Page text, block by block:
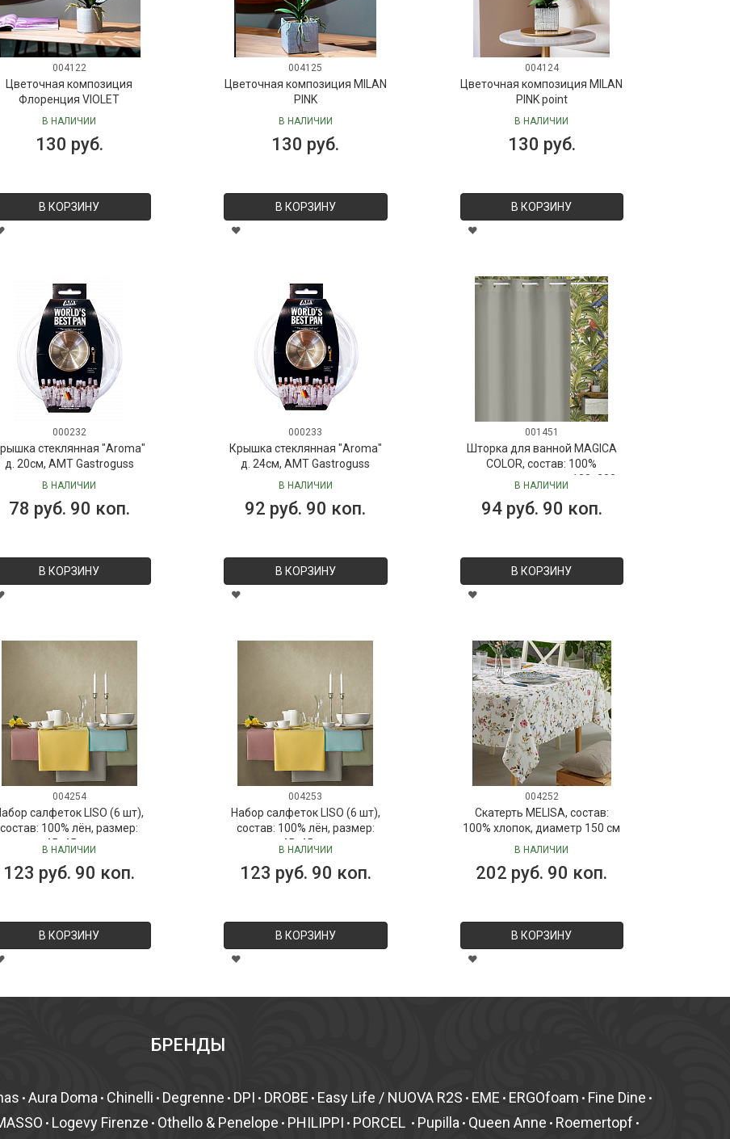
004122
Цветочная композиция
Флоренция VIOLET
В НАЛИЧИИ
130 руб.
В КОРЗИНУ
004125
Цветочная композиция MILAN
PINK
В НАЛИЧИИ
130 руб.
В КОРЗИНУ
004124
Цветочная композиция MILAN
PINK point
В НАЛИЧИИ
130 руб.
В КОРЗИНУ
000232
стеклянная "Aroma"
д. 20см, AMT Gastroguss
В НАЛИЧИИ
78 руб. 90 коп.
В КОРЗИНУ
000233
Крышка стеклянная "Aroma"
д. 24см, AMT Gastroguss
В НАЛИЧИИ
92 руб. 90 коп.
В КОРЗИНУ
001451
Шторка для ванной MAGICA
COLOR, состав: 100%
полиэстер, размер: 180х200
В НАЛИЧИИ
94 руб. 90 коп.
В КОРЗИНУ
004254
салфеток LISO (6 шт),
состав: 100% лён, размер:
45х45 см
В НАЛИЧИИ
123 руб. 90 коп.
В КОРЗИНУ
004253
Набор салфеток LISO (6 шт),
состав: 100% лён, размер:
45х45 см
В НАЛИЧИИ
123 руб. 90 коп.
В КОРЗИНУ
004252
Скатерть MELISA, состав:
100% хлопок, диаметр 150 см
В НАЛИЧИИ
202 руб. 90 коп.
В КОРЗИНУ
БРЕНДЫ
• Aura Doma • Chinelli • Degrenne • DPI • DROBE • Easy Life / NUOVA R2S • EME • ERGOfoam • Fine Dine •
• Logevy Firenze • Othello & Penelope • PHILIPPI • PORCEL • Pupilla • Queen Anne • Roemertopf •